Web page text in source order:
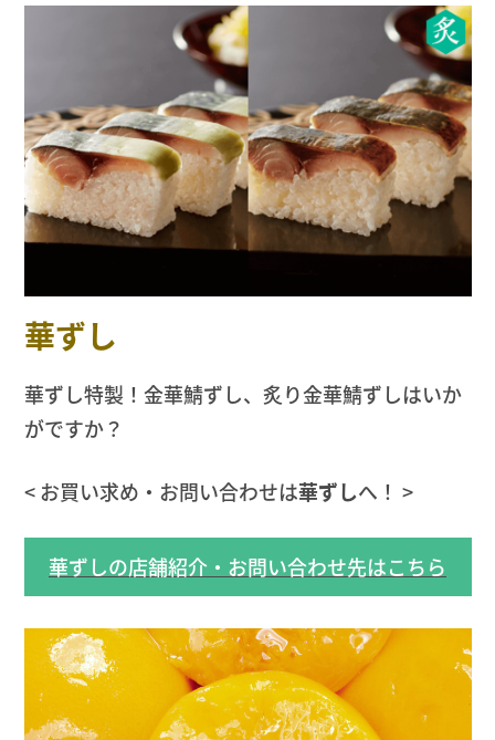
華ずし
華ずし特製！金華鯖ずし、炙り金華鯖ずしはいか
がですか？
< お買い求め・お問い合わせは華ずしへ！ >
華ずしの店舗紹介・お問い合わせ先はこちら